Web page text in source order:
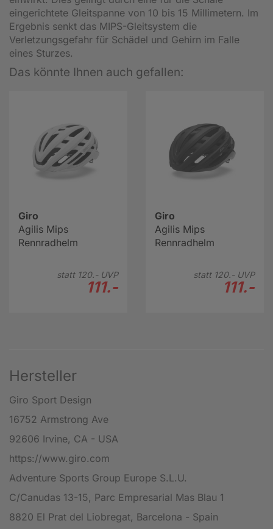
eingerichtete Gleitspanne von 10 bis 15 Millimetern. Im
Ergebnis senkt das MIPS-Gleitsystem die
Verletzungsgefahr für Schädel und Gehirn im Falle
eines Sturzes.
Das könnte Ihnen auch gefallen:
Giro
Agilis Mips
Rennradhelm
statt 120.-UVP
111.-
Giro
Agilis Mips
Rennradhelm
statt 120.-UVP
111.-
Hersteller
Giro Sport Design
16752 Armstrong Ave
92606 Irvine, CA - USA
https://www.giro.com
Adventure Sports Group Europe S.L.U.
C/Canudas 13-15, Parc Empresarial Mas Blau 1
8820 El Prat del Liobregat, Barcelona - Spain